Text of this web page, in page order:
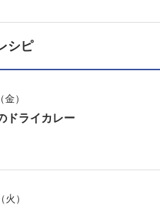
シピ
）
ドライカレー
）